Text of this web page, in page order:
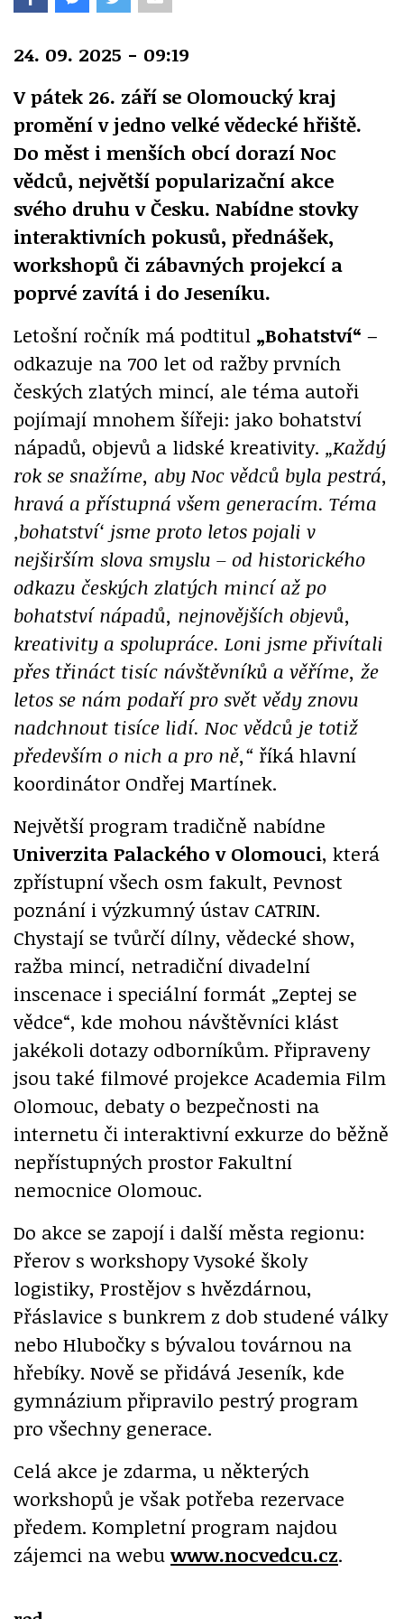
24. 09. 2025 - 09:19
V pátek 26. září se Olomoucký kraj
promění v jedno velké vědecké hřiště.
Do měst i menších obcí dorazí Noc
vědců, největší popularizační akce
svého druhu v Česku. Nabídne stovky
interaktivních pokusů, přednášek,
workshopů či zábavných projekcí a
poprvé zavítá i do Jeseníku.
Letošní ročník má podtitul „Bohatství“ –
odkazuje na 700 let od ražby prvních
českých zlatých mincí, ale téma autoři
pojímají mnohem šířeji: jako bohatství
nápadů, objevů a lidské kreativity. „Každý
rok se snažíme, aby Noc vědců byla pestrá,
hravá a přístupná všem generacím. Téma
‚bohatství‘ jsme proto letos pojali v
nejširším slova smyslu – od historického
odkazu českých zlatých mincí až po
bohatství nápadů, nejnovějších objevů,
kreativity a spolupráce. Loni jsme přivítali
přes třináct tisíc návštěvníků a věříme, že
letos se nám podaří pro svět vědy znovu
nadchnout tisíce lidí. Noc vědců je totiž
především o nich a pro ně,“ říká hlavní
koordinátor Ondřej Martínek.
Největší program tradičně nabídne
Univerzita Palackého v Olomouci, která
zpřístupní všech osm fakult, Pevnost
poznání i výzkumný ústav CATRIN.
Chystají se tvůrčí dílny, vědecké show,
ražba mincí, netradiční divadelní
inscenace i speciální formát „Zeptej se
vědce“, kde mohou návštěvníci klást
jakékoli dotazy odborníkům. Připraveny
jsou také filmové projekce Academia Film
Olomouc, debaty o bezpečnosti na
internetu či interaktivní exkurze do běžně
nepřístupných prostor Fakultní
nemocnice Olomouc.
Do akce se zapojí i další města regionu:
Přerov s workshopy Vysoké školy
logistiky, Prostějov s hvězdárnou,
Přáslavice s bunkrem z dob studené války
nebo Hlubočky s bývalou továrnou na
hřebíky. Nově se přidává Jeseník, kde
gymnázium připravilo pestrý program
pro všechny generace.
Celá akce je zdarma, u některých
workshopů je však potřeba rezervace
předem. Kompletní program najdou
zájemci na webuwww.nocvedcu.cz.